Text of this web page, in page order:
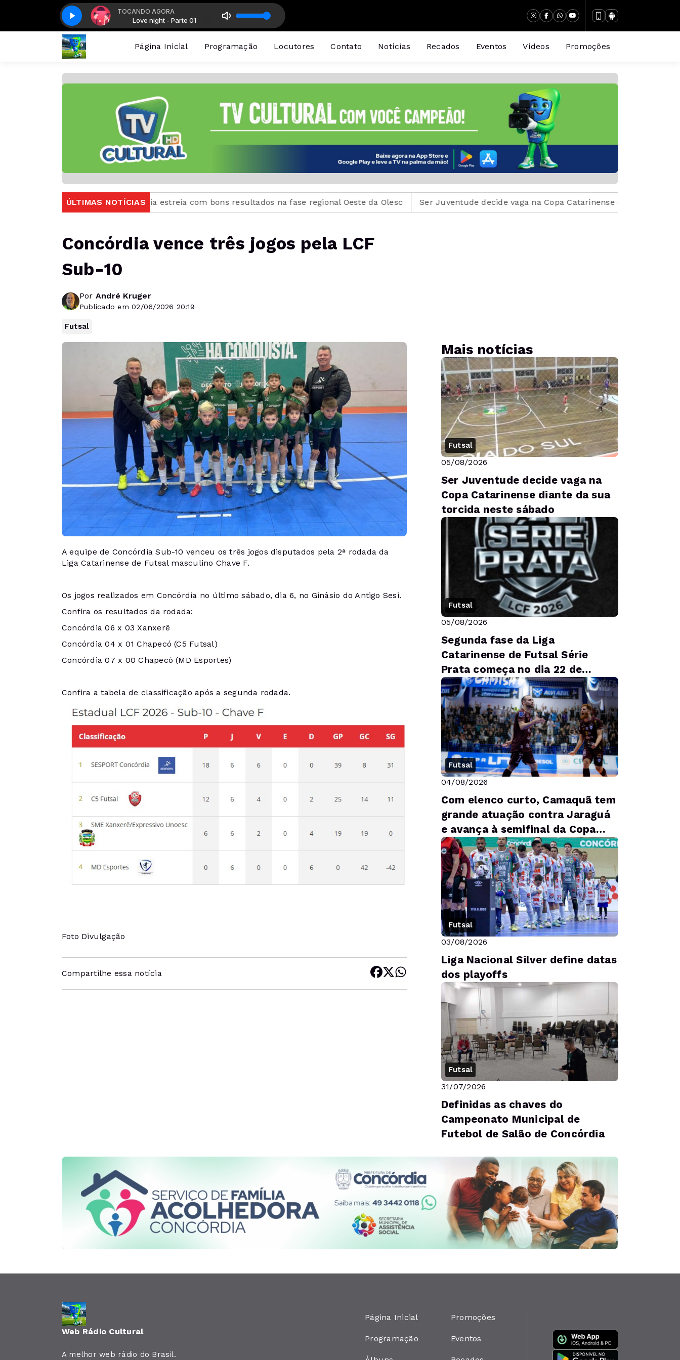
TOCANDO AGORA
Love night - Parte 01 Love night - Parte 01
Página Inicial Programação Locutores Contato Notícias Recados Eventos Vídeos Promoções
ÚLTIMAS NOTÍCIAS
Concórdia estreia com bons resultados na fase regional Oeste da Olesc Ser Juventude decide vaga na Copa Catarinense diante da sua torcida neste
Concórdia vence três jogos pela LCF
Sub-10
Por André Kruger
Publicado em 02/06/2026 20:19
Futsal
A equipe de Concórdia Sub-10 venceu os três jogos disputados pela 2ª rodada da
Liga Catarinense de Futsal masculino Chave F.
Os jogos realizados em Concórdia no último sábado, dia 6, no Ginásio do Antigo Sesi.
Confira os resultados da rodada:
Concórdia 06 x 03 Xanxerê
Concórdia 04 x 01 Chapecó (C5 Futsal)
Concórdia 07 x 00 Chapecó (MD Esportes)
Confira a tabela de classificação após a segunda rodada.
Foto Divulgação
Compartilhe essa notícia
Mais notícias
Futsal
05/08/2026
Ser Juventude decide vaga na
Copa Catarinense diante da sua
torcida neste sábado
Futsal
05/08/2026
Segunda fase da Liga
Catarinense de Futsal Série
Prata começa no dia 22 de
agosto
Futsal
04/08/2026
Com elenco curto, Camaquã tem
grande atuação contra Jaraguá
e avança à semifinal da Copa
LNF
Futsal
03/08/2026
Liga Nacional Silver define datas
dos playoffs
Futsal
31/07/2026
Definidas as chaves do
Campeonato Municipal de
Futebol de Salão de Concórdia
Web Rádio Cultural
A melhor web rádio do Brasil.
Página Inicial
Programação
Promoções
Eventos